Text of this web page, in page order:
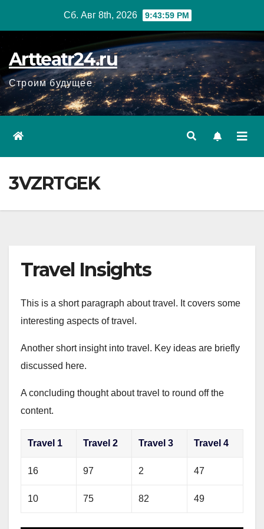
Сб. Авг 8th, 2026 9:44:00 PM
Artteatr24.ru
Строим будущее
3VZRTGEK
Travel Insights
This is a short paragraph about travel. It covers some
interesting aspects of travel.
Another short insight into travel. Key ideas are briefly
discussed here.
A concluding thought about travel to round off the
content.
Travel 1 Travel 2 Travel 3 Travel 4
16 97 2 47
10 75 82 49